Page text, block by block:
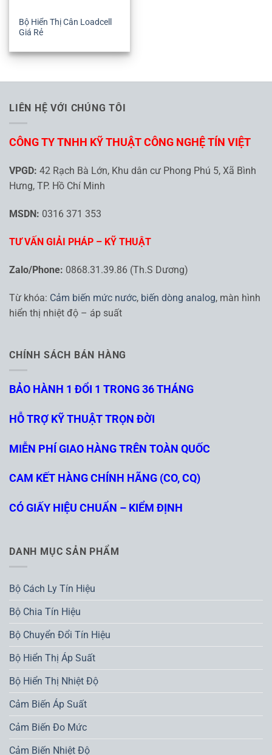
Bộ Hiển Thị Cân Loadcell
Giá Rẻ
LIÊN HỆ VỚI CHÚNG TÔI
CÔNG TY TNHH KỸ THUẬT CÔNG NGHỆ TÍN VIỆT
VPGD: 42 Rạch Bà Lớn, Khu dân cư Phong Phú 5, Xã Bình
Hưng, TP. Hồ Chí Minh
MSDN: 0316 371 353
TƯ VẤN GIẢI PHÁP – KỸ THUẬT
Zalo/Phone: 0868.31.39.86 (Th.S Dương)
Từ khóa: Cảm biến mức nước, biến dòng analog, màn hình
hiển thị nhiệt độ – áp suất
CHÍNH SÁCH BÁN HÀNG
BẢO HÀNH 1 ĐỔI 1 TRONG 36 THÁNG
HỖ TRỢ KỸ THUẬT TRỌN ĐỜI
MIỄN PHÍ GIAO HÀNG TRÊN TOÀN QUỐC
CAM KẾT HÀNG CHÍNH HÃNG (CO, CQ)
CÓ GIẤY HIỆU CHUẨN – KIỂM ĐỊNH
DANH MỤC SẢN PHẨM
Bộ Cách Ly Tín Hiệu
Bộ Chia Tín Hiệu
Bộ Chuyển Đổi Tín Hiệu
Bộ Hiển Thị Áp Suất
Bộ Hiển Thị Nhiệt Độ
Cảm Biến Áp Suất
Cảm Biến Đo Mức
Cảm Biến Nhiệt Độ